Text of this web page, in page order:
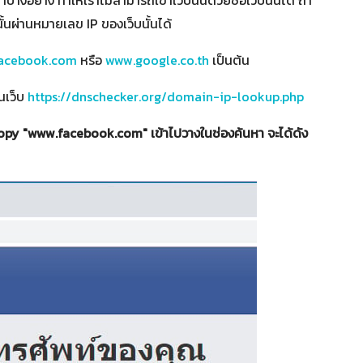
ผ่านหมายเลข IP ของเว็บนั้นได้
หรือwww.google.co.th เป็นต้น
ว็บ https://dnschecker.org/domain-ip-lookup.php
"www.facebook.com" เข้าไปวางในช่องค้นหา จะได้ดัง